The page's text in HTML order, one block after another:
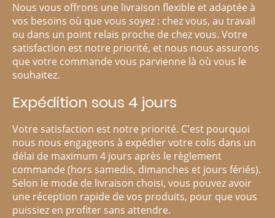
Nous vous offrons une livraison flexible et adaptée à
vos besoins où que vous soyez : chez vous, au travail
ou dans un point relais proche de chez vous. Votre
satisfaction est notre priorité, et nous nous assurons
que votre commande vous parvienne là où vous le
souhaitez.
Expédition sous 4 jours
Votre satisfaction est notre priorité. C'est pourquoi
nous nous engageons à expédier votre colis dans un
délai de maximum 4 jours après le règlement
commande (hors samedis, dimanches et jours fériés).
Selon le mode de livraison choisi, vous pouvez avoir
une réception rapide de vos produits, pour que vous
puissiez en profiter sans attendre.